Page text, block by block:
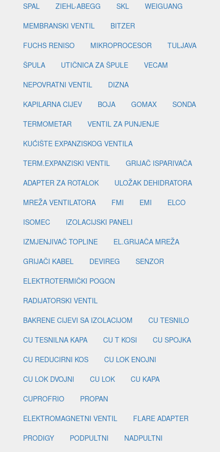
SPAL ZIEHL-ABEGG SKL
WEIGUANG
MEMBRANSKI VENTIL
BITZER
FUCHS RENISO
MIKROPROCESOR
TULJAVA
ŠPULA
UTIČNICA ZA ŠPULE
VECAM
NEPOVRATNI VENTIL
DIZNA
KAPILARNA CIJEV
BOJA GOMAX
SONDA
TERMOMETAR
VENTIL ZA PUNJENJE
KUĆIŠTE EXPANZISKOG VENTILA
TERM.EXPANZISKI VENTIL
GRIJAČ ISPARIVAČA
ADAPTER ZA ROTALOK
ULOŽAK DEHIDRATORA
MREŽA VENTILATORA
FMI EMI
ELCO
ISOMEC
IZOLACIJSKI PANELI
IZMJENJIVAČ TOPLINE
EL.GRIJAČA MREŽA
GRIJAČI KABEL
DEVIREG
SENZOR
ELEKTROTERMIČKI POGON
RADIJATORSKI VENTIL
BAKRENE CIJEVI SA IZOLACIJOM
CU TESNILO
CU TESNILNA KAPA
CU T KOSI
CU SPOJKA
CU REDUCIRNI KOS
CU LOK ENOJNI
CU LOK DVOJNI
CU LOK
CU KAPA
CUPROFRIO
PROPAN
ELEKTROMAGNETNI VENTIL
FLARE ADAPTER
PRODIGY
PODPULTNI
NADPULTNI